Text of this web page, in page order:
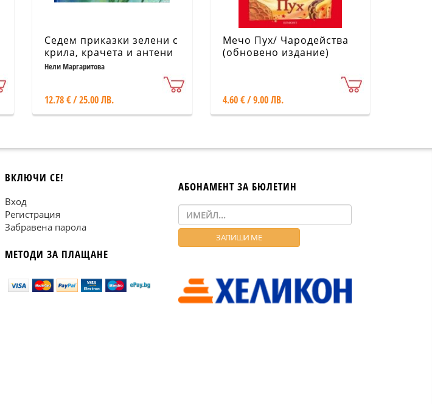
Седем приказки зелени с
крила, крачета и антени
Нели Маргаритова
12.78 € / 25.00 ЛВ.
Мечо Пух/ Чародейства
(обновено издание)
4.60 € / 9.00 ЛВ.
ВКЛЮЧИ СЕ!
Вход
Регистрация
Забравена парола
МЕТОДИ ЗА ПЛАЩАНЕ
АБОНАМЕНТ ЗА БЮЛЕТИН